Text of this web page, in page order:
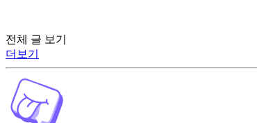
전체 글 보기
더보기